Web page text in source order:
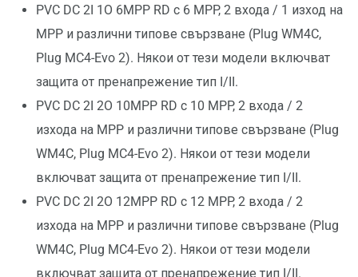
PVC DC 2I 1O 6MPP RD с 6 MPP, 2 входа / 1 изход на
MPP и различни типове свързване (Plug WM4C,
Plug MC4-Evo 2). Някои от тези модели включват
защита от пренапрежение тип I/II.
PVC DC 2I 2O 10MPP RD с 10 MPP, 2 входа / 2
изхода на MPP и различни типове свързване (Plug
WM4C, Plug MC4-Evo 2). Някои от тези модели
включват защита от пренапрежение тип I/II.
PVC DC 2I 2O 12MPP RD с 12 MPP, 2 входа / 2
изхода на MPP и различни типове свързване (Plug
WM4C, Plug MC4-Evo 2). Някои от тези модели
включват защита от пренапрежение тип I/II.